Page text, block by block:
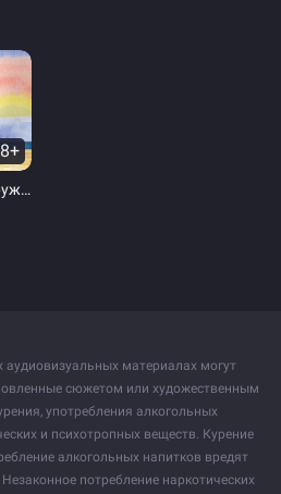
Шапито-шоу: Любовь и дружба
аудиовизуальных материалах могут
сюжетом или художественным
употребления алкогольных
и психотропных веществ. Курение
алкогольных напитков вредят
потребление наркотических